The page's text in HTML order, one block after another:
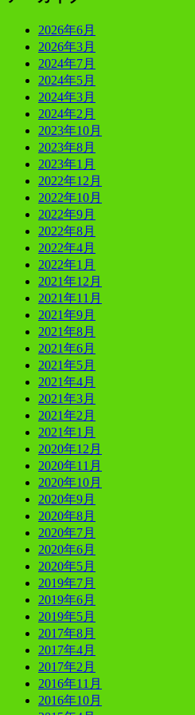
2026年6月
2026年3月
2024年7月
2024年5月
2024年3月
2024年2月
2023年10月
2023年8月
2023年1月
2022年12月
2022年10月
2022年9月
2022年8月
2022年4月
2022年1月
2021年12月
2021年11月
2021年9月
2021年8月
2021年6月
2021年5月
2021年4月
2021年3月
2021年2月
2021年1月
2020年12月
2020年11月
2020年10月
2020年9月
2020年8月
2020年7月
2020年6月
2020年5月
2019年7月
2019年6月
2019年5月
2017年8月
2017年4月
2017年2月
2016年11月
2016年10月